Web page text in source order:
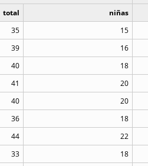
total niñas
35 15
39 16
40 18
41 20
40 20
36 18
44 22
33 18